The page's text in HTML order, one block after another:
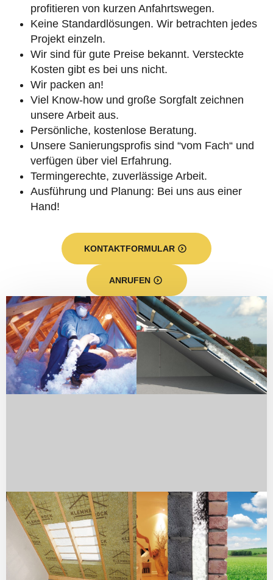
profitieren von kurzen Anfahrtswegen.
Keine Standardlösungen. Wir betrachten jedes
Projekt einzeln.
Wir sind für gute Preise bekannt. Versteckte
Kosten gibt es bei uns nicht.
Wir packen an!
Viel Know-how und große Sorgfalt zeichnen
unsere Arbeit aus.
Persönliche, kostenlose Beratung.
Unsere Sanierungsprofis sind “vom Fach“ und
verfügen über viel Erfahrung.
Termingerechte, zuverlässige Arbeit.
Ausführung und Planung: Bei uns aus einer
Hand!
KONTAKTFORMULAR
ANRUFEN